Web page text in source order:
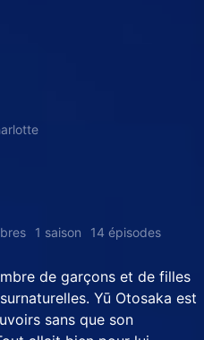
1 saison 14 épisodes
de garçons et de filles
Yū Otosaka est
sans que son